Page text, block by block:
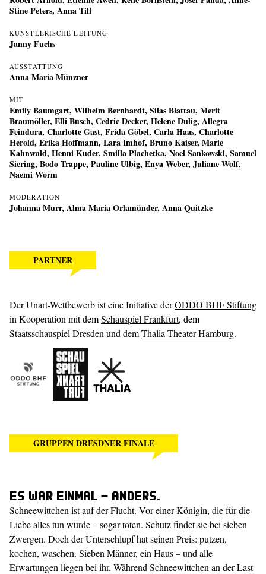
Stine Peters, Anna Till
KÜNSTLERISCHE LEITUNG
Janny Fuchs
AUSSTATTUNG
Anna Maria Münzner
MIT
Emily Baumgart, Wilhelm Bernhardt, Silas Blattau, Merit
Braumöller, Elli Busch, Cedric Decker, Helene Dulig, Allegra
Feindura, Charlotte Gast, Frida Göbel, Carla Haas, Charlotte
Herold, Erika Hoffmann, Lara Imhof, Bruno Kaiser, Marie
Kahnwald, Henni Kuder, Smilla Plachetka, Noel Sankowski, Samuel
Siering, Bodo Trappe, Pauline Ulbig, Enya Weber, Juliane Wolf,
Naemi Worm
MODERATION
Johanna Murr, Alma Maria Orlamünder, Anna Quitzke
PARTNER
Der Unart-Wettbewerb ist eine Initiative derODDO BHF Stiftung
in Kooperation mit demSchauspiel Frankfurt, dem
Staatsschauspiel Dresden und demThalia Theater Hamburg.
GRUPPEN DRESDNER FINALE
Es war einmal – anders.
Schneewittchen ist auf der Flucht. Vor einer Königin, die für die
Liebe alles tun würde – sogar töten. Schutz findet sie bei sieben
Zwergen. Doch der Unterschlupf hat seinen Preis: putzen,
kochen, waschen. Sieben Männer, ein Haus – und alle
Erwartungen liegen bei ihr. Während Schneewittchen an der Last